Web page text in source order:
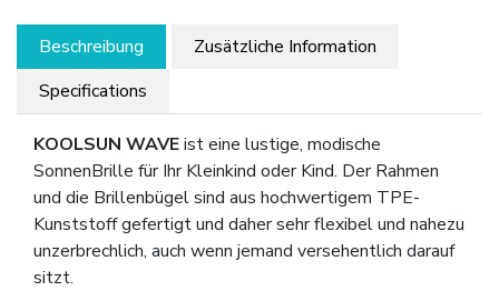
Beschreibung
Zusätzliche Information
Specifications
KOOLSUN WAVEist eine lustige, modische
SonnenBrille für Ihr Kleinkind oder Kind. Der Rahmen
und die Brillenbügel sind aus hochwertigem TPE-
Kunststoff gefertigt und daher sehr flexibel und nahezu
unzerbrechlich, auch wenn jemand versehentlich darauf
sitzt.